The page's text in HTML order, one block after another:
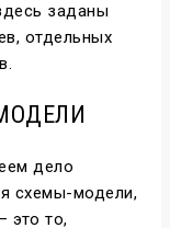
заданы
отдельных
дело
схемы-модели,
это то,